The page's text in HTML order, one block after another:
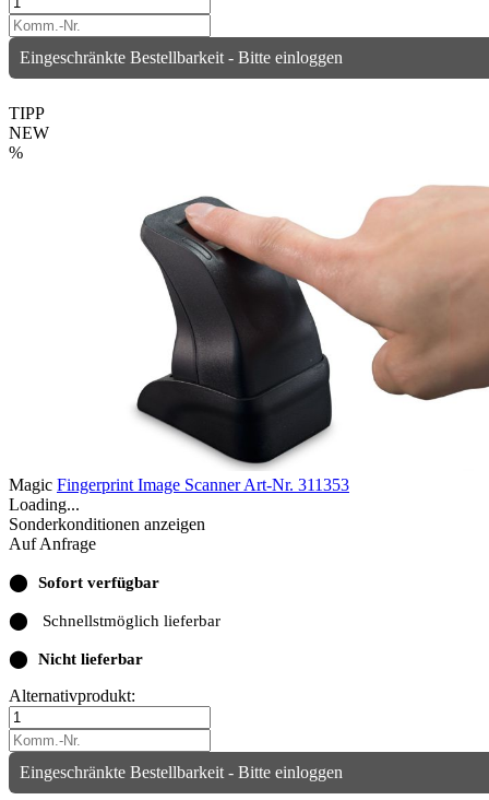
Eingeschränkte Bestellbarkeit - Bitte einloggen
TIPP
NEW
%
Magic Fingerprint Image ScannerArt-Nr. 311353
Loading...
Sonderkonditionen anzeigen
Auf Anfrage
⬤ Sofort verfügbar
⬤ Schnellstmöglich lieferbar
⬤ Nicht lieferbar
Alternativprodukt:
Eingeschränkte Bestellbarkeit - Bitte einloggen